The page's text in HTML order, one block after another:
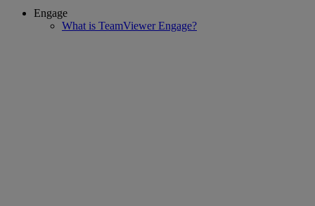
Engage
What is TeamViewer Engage?